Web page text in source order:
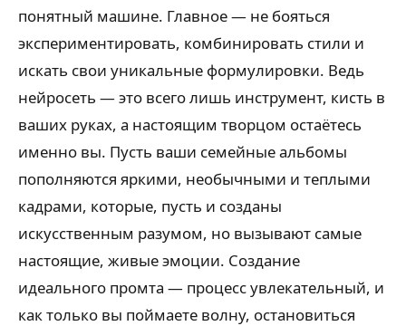
понятный машине. Главное — не бояться
экспериментировать, комбинировать стили и
искать свои уникальные формулировки. Ведь
нейросеть — это всего лишь инструмент, кисть в
ваших руках, а настоящим творцом остаётесь
именно вы. Пусть ваши семейные альбомы
пополняются яркими, необычными и теплыми
кадрами, которые, пусть и созданы
искусственным разумом, но вызывают самые
настоящие, живые эмоции. Создание
идеального промта — процесс увлекательный, и
как только вы поймаете волну, остановиться